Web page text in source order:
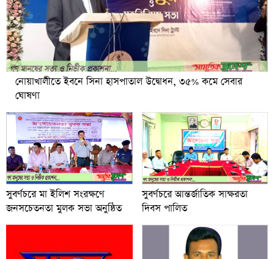
নোয়াখালীতে ইবনে সিনা হাসপাতাল উদ্বোধন, ৩৫% কমে সেবার
ঘোষণা
সুবর্ণচরে মা ইলিশ সংরক্ষণে
জনসচেতনতা মুলক সভা অনুষ্ঠিত
সুবর্ণচরে আন্তর্জাতিক সাক্ষরতা
দিবস পালিত